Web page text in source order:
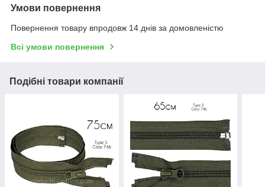
Умови повернення
Повернення товару впродовж 14 днів за домовленістю
Всі умови повернення
Подібні товари компанії